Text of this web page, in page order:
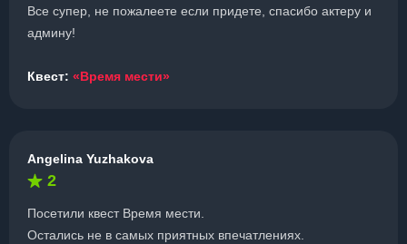
Все супер, не пожалеете если придете, спасибо актеру и
админу!
Квест: «Время мести»
Angelina Yuzhakova
2
Посетили квест Время мести.
Остались не в самых приятных впечатлениях.